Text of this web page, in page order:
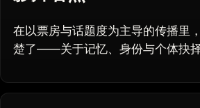
在以票房与话题度为主导的传播里
楚了——关于记忆、身份与个体抉择